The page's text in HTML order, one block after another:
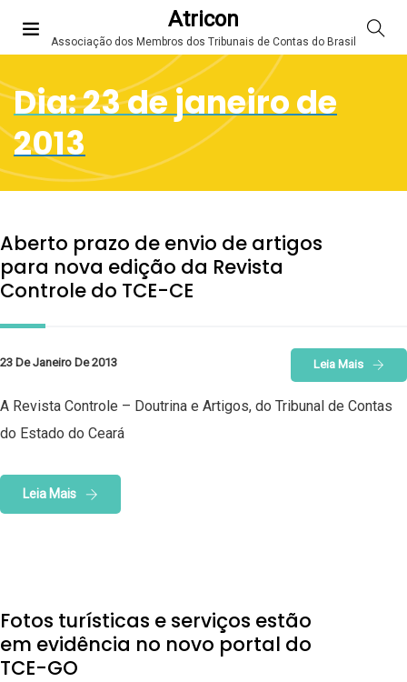
Atricon
Associação dos Membros dos Tribunais de Contas do Brasil
Dia:23 de janeiro de
2013
Aberto prazo de envio de artigos
para nova edição da Revista
Controle do TCE-CE
23 De Janeiro De 2013 Leia Mais
A Revista Controle – Doutrina e Artigos, do Tribunal de Contas
do Estado do Ceará
Leia Mais
Fotos turísticas e serviços estão
em evidência no novo portal do
TCE-GO